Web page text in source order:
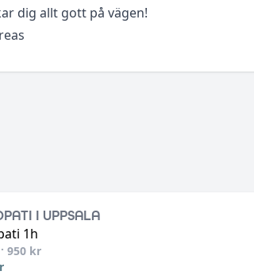
dig allt gott på vägen!
I UPPSALA
1h
950 kr